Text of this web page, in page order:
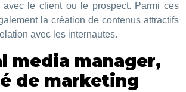
avec le client ou le prospect. Parmi ces
la création de contenus attractifs
avec les internautes.
media manager,
de marketing